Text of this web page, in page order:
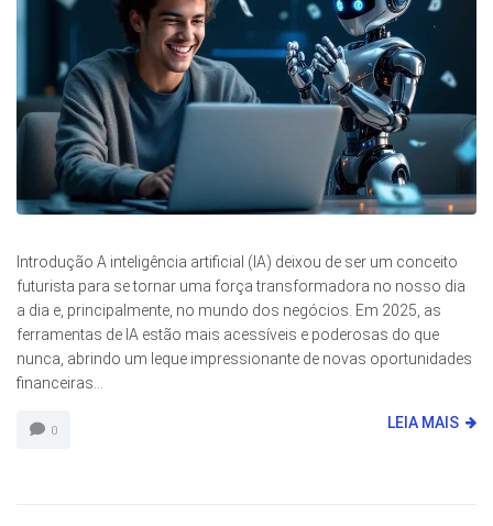
Introdução A inteligência artificial (IA) deixou de ser um conceito
futurista para se tornar uma força transformadora no nosso dia
a dia e, principalmente, no mundo dos negócios. Em 2025, as
ferramentas de IA estão mais acessíveis e poderosas do que
nunca, abrindo um leque impressionante de novas oportunidades
financeiras...
0 LEIA MAIS